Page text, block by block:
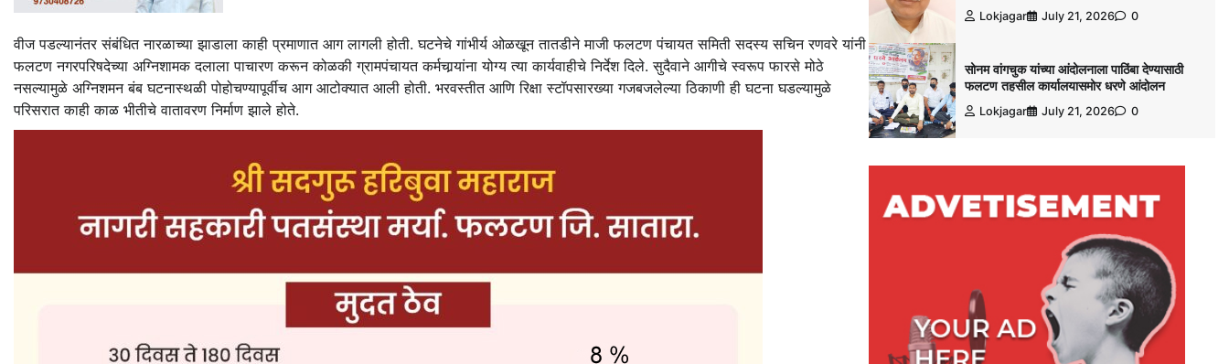
वीज पडल्यानंतर संबंधित नारळाच्या झाडाला काही प्रमाणात आग लागली होती. घटनेचे गांभीर्य ओळखून तातडीने माजी फलटण पंचायत समिती सदस्य सचिन रणवरे यांनी
फलटण नगरपरिषदेच्या अग्निशामक दलाला पाचारण करून कोळकी ग्रामपंचायत कर्मचार्‍यांना योग्य त्या कार्यवाहीचे निर्देश दिले. सुदैवाने आगीचे स्वरूप फारसे मोठे
नसल्यामुळे अग्निशमन बंब घटनास्थळी पोहोचण्यापूर्वीच आग आटोक्यात आली होती. भरवस्तीत आणि रिक्षा स्टॉपसारख्या गजबजलेल्या ठिकाणी ही घटना घडल्यामुळे
परिसरात काही काळ भीतीचे वातावरण निर्माण झाले होते.
Lokjagar July 21, 2026 0
सोनम वांगचुक यांच्या आंदोलनाला पाठिंबा देण्यासाठी
फलटण तहसील कार्यालयासमोर धरणे आंदोलन
Lokjagar July 21, 2026 0